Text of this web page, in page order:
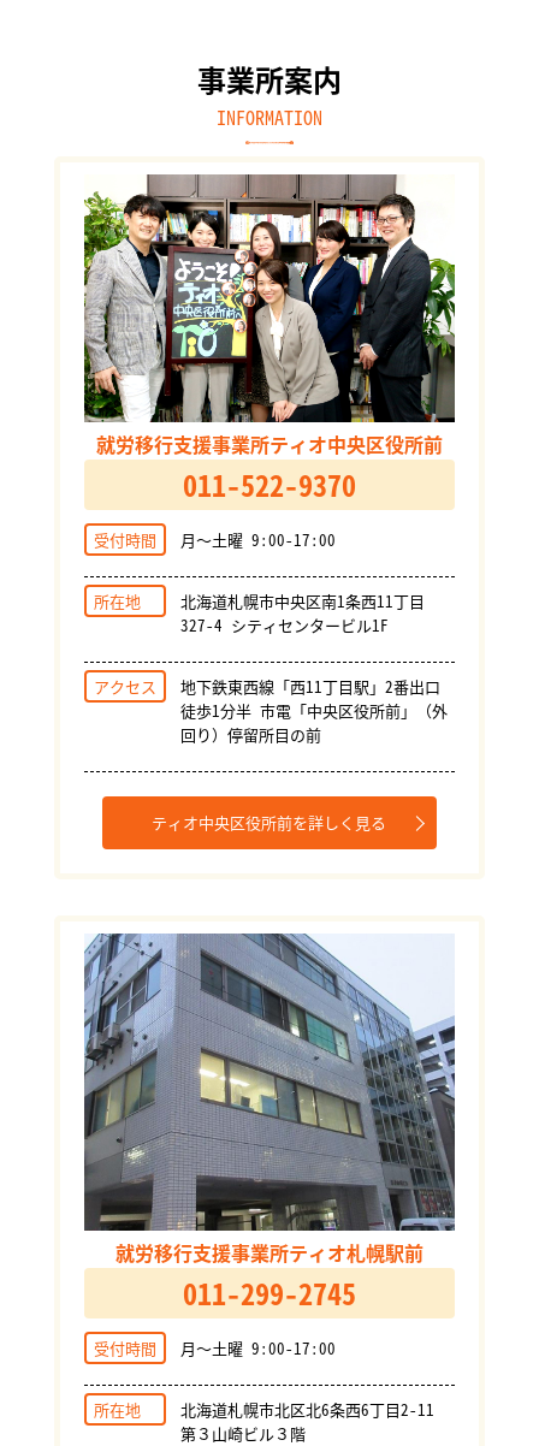
事業所案内
INFORMATION
就労移行支援事業所ティオ中央区役所前
011-522-9370
受付時間 月～土曜 9:00-17:00
所在地
北海道札幌市中央区南1条西11丁目
327-4 シティセンタービル1F
アクセス
地下鉄東西線「西11丁目駅」2番出口
徒歩1分半 市電「中央区役所前」（外
回り）停留所目の前
ティオ中央区役所前を詳しく見る
就労移行支援事業所ティオ札幌駅前
011-299-2745
受付時間 月～土曜 9:00-17:00
所在地
北海道札幌市北区北6条西6丁目2-11
第３山崎ビル３階